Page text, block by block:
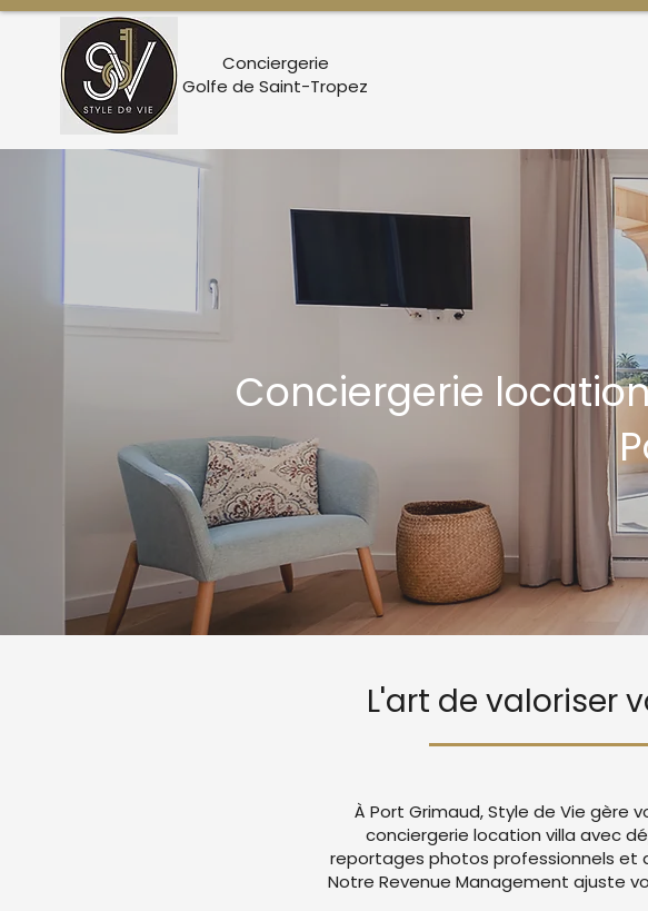
Conciergerie
Golfe de Saint-Tropez
Conciergerie
L'art de valoriser
À Port Grimaud, Style de Vie gère
conciergerie location villa avec
reportages photos professionnels et
Notre Revenue Management ajuste